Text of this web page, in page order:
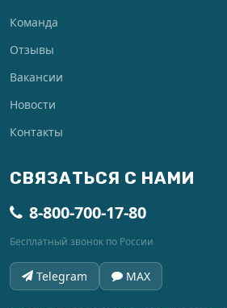
Команда
Отзывы
Вакансии
Новости
Контакты
СВЯЗАТЬСЯ С НАМИ
8-800-700-17-80
Бесплатный звонок по России
Telegram MAX